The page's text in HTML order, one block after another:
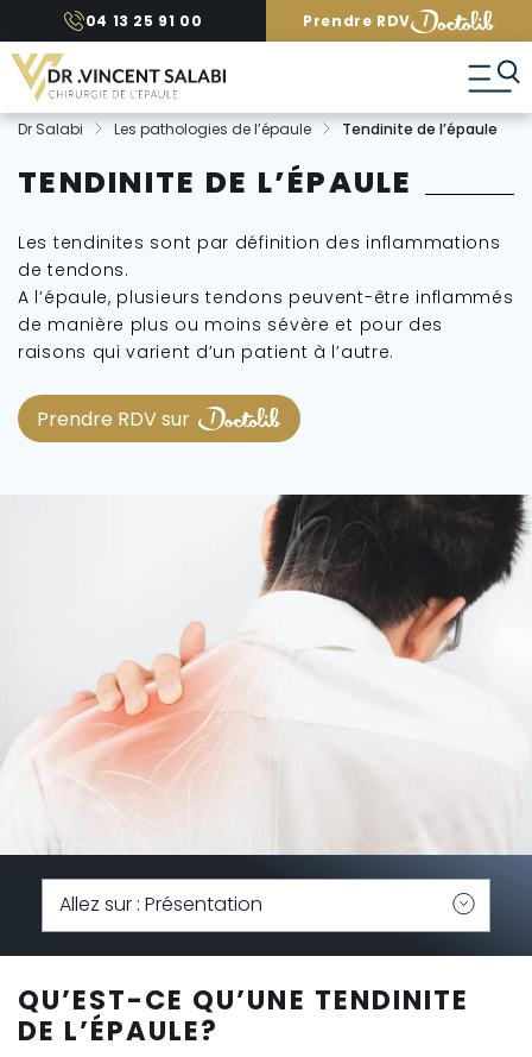
d
04 13 25 91 00 Prendre RDV
Dr Salabi Les pathologies de l’épaule Tendinite de l’épaule
TENDINITE DE L’ÉPAULE
Les tendinites sont par définition des inflammations
de tendons.
A l’épaule, plusieurs tendons peuvent-être inflammés
de manière plus ou moins sévère et pour des
raisons qui varient d’un patient à l’autre.
Prendre RDV sur
QU’EST-CE QU’UNE TENDINITE
DE L’ÉPAULE?